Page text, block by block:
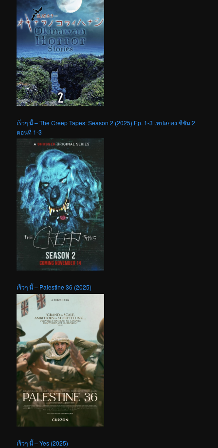
เร็วๆ นี้ – The Creep Tapes: Season 2 (2025) Ep. 1-3 เทปสยอง ซีซัน 2
ตอนที่ 1-3
เร็วๆ นี้ – Palestine 36 (2025)
เร็วๆ นี้ – Yes (2025)